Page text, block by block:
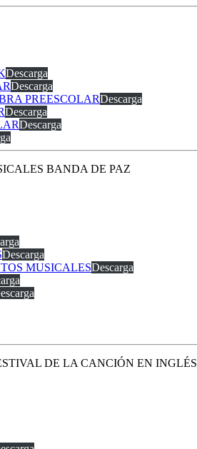
Descarga
Descarga
PREESCOLARDescarga
Descarga
Descarga
BANDA DE PAZ
Descarga
MUSICALESDescarga
DE LA CANCIÓN EN INGLÉS